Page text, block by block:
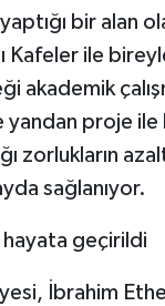
bir alan
Kafeler ile
akademik
yandan proje
zorlukların
sağlanıyor.
hayata geçirildi
İbrahim